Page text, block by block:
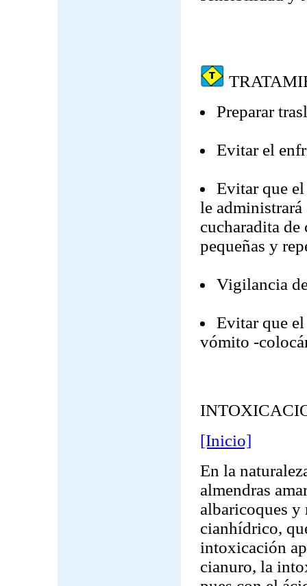
Preparar
Evitar el
Evitar que el
le
cucharadita de
pequeñas y
Vigilancia
Evitar que
vómito -
[Inicio]
En la
almendras
albaricoques y
cianhídrico,
intoxicación
cianuro, la